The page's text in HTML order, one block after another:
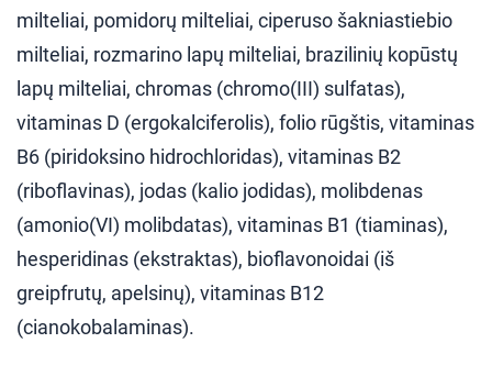
milteliai, pomidorų milteliai, ciperuso šakniastiebio
milteliai, rozmarino lapų milteliai, brazilinių kopūstų
lapų milteliai, chromas (chromo(III) sulfatas),
vitaminas D (ergokalciferolis), folio rūgštis, vitaminas
B6 (piridoksino hidrochloridas), vitaminas B2
(riboflavinas), jodas (kalio jodidas), molibdenas
(amonio(VI) molibdatas), vitaminas B1 (tiaminas),
hesperidinas (ekstraktas), bioflavonoidai (iš
greipfrutų, apelsinų), vitaminas B12
(cianokobalaminas).